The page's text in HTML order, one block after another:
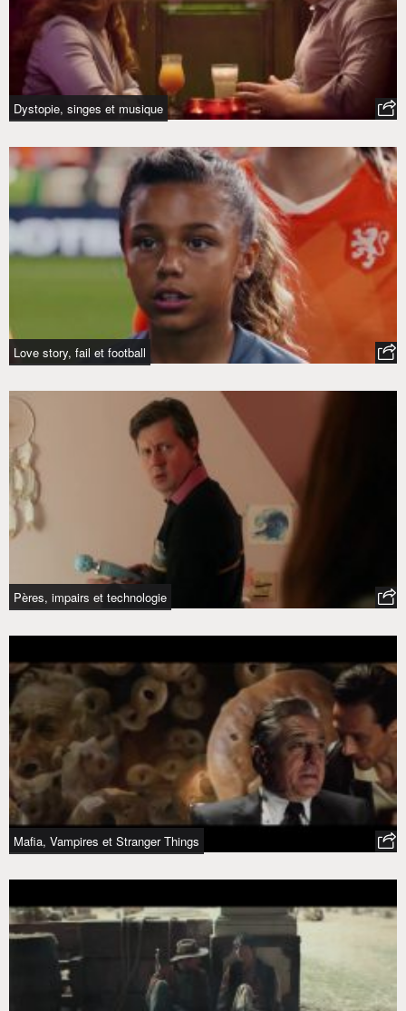
Dystopie, singes et musique
Love story, fail et football
Pères, impairs et technologie
Mafia, Vampires et Stranger Things